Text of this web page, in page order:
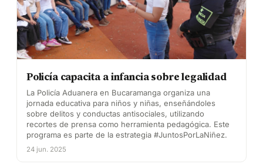
Policía capacita a infancia sobre legalidad
La Policía Aduanera en Bucaramanga organiza una
jornada educativa para niños y niñas, enseñándoles
sobre delitos y conductas antisociales, utilizando
recortes de prensa como herramienta pedagógica. Este
programa es parte de la estrategia #JuntosPorLaNiñez.
24 jun. 2025